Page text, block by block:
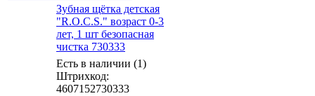
Зубная щётка детская
"R.O.C.S." возраст 0-3
лет, 1 шт безопасная
чистка 730333
Есть в наличии (1)
Штрихкод:
4607152730333